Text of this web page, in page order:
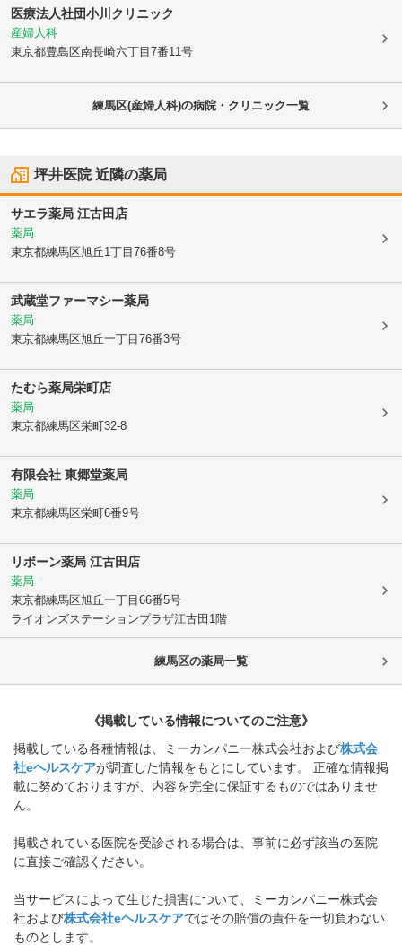
医療法人社団小川クリニック
産婦人科
東京都豊島区南長崎六丁目7番11号
練馬区(産婦人科)の病院・クリニック一覧
坪井医院近隣の薬局
サエラ薬局 江古田店
薬局
東京都練馬区旭丘1丁目76番8号
武蔵堂ファーマシー薬局
薬局
東京都練馬区旭丘一丁目76番3号
たむら薬局栄町店
薬局
東京都練馬区栄町32-8
有限会社 東郷堂薬局
薬局
東京都練馬区栄町6番9号
リボーン薬局 江古田店
薬局
東京都練馬区旭丘一丁目66番5号
ライオンズステーションプラザ江古田1階
練馬区の薬局一覧
《掲載している情報についてのご注意》
掲載している各種情報は、ミーカンパニー株式会社および株式会
社eヘルスケアが調査した情報をもとにしています。 正確な情報掲
載に努めておりますが、内容を完全に保証するものではありませ
ん。
掲載されている医院を受診される場合は、事前に必ず該当の医院
に直接ご確認ください。
当サービスによって生じた損害について、ミーカンパニー株式会
社および株式会社eヘルスケアではその賠償の責任を一切負わない
ものとします。